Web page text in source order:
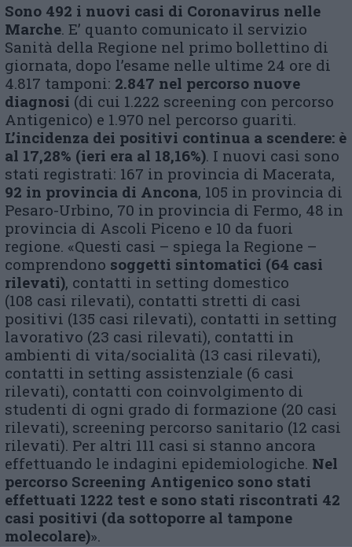
Sono 492 i nuovi casi di Coronavirus nelle
Marche. E’ quanto comunicato il servizio
Sanità della Regione nel primo bollettino di
giornata, dopo l’esame nelle ultime 24 ore di
4.817 tamponi: 2.847 nel percorso nuove
diagnosi (di cui 1.222 screening con percorso
Antigenico) e 1.970 nel percorso guariti.
L’incidenza dei positivi continua a scendere: è
al 17,28% (ieri era al 18,16%). I nuovi casi sono
stati registrati: 167 in provincia di Macerata,
92 in provincia di Ancona, 105 in provincia di
Pesaro-Urbino, 70 in provincia di Fermo, 48 in
provincia di Ascoli Piceno e 10 da fuori
regione. «Questi casi – spiega la Regione –
comprendono soggetti sintomatici (64 casi
rilevati), contatti in setting domestico
(108 casi rilevati), contatti stretti di casi
positivi (135 casi rilevati), contatti in setting
lavorativo (23 casi rilevati), contatti in
ambienti di vita/socialità (13 casi rilevati),
contatti in setting assistenziale (6 casi
rilevati), contatti con coinvolgimento di
studenti di ogni grado di formazione (20 casi
rilevati), screening percorso sanitario (12 casi
rilevati). Per altri 111 casi si stanno ancora
effettuando le indagini epidemiologiche. Nel
percorso Screening Antigenico sono stati
effettuati 1222 test e sono stati riscontrati 42
casi positivi (da sottoporre al tampone
molecolare)».